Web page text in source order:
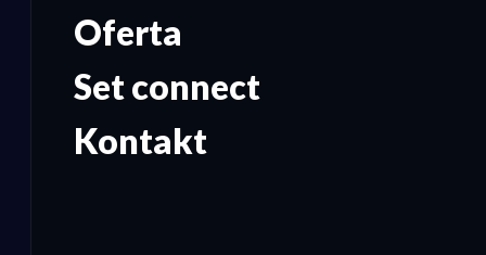
Oferta
Set connect
Kontakt